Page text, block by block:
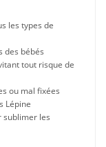
les types de
des bébés
tout risque de
ou mal fixées
Lépine
sublimer les